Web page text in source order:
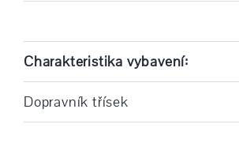
Charakteristika vybavení:
Dopravník třísek